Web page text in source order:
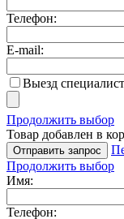
Телефон:
E-mail:
Выезд
Продолжить выбор
Товар добавлен в
Отправить запрос
Продолжить выбор
Имя:
Телефон: